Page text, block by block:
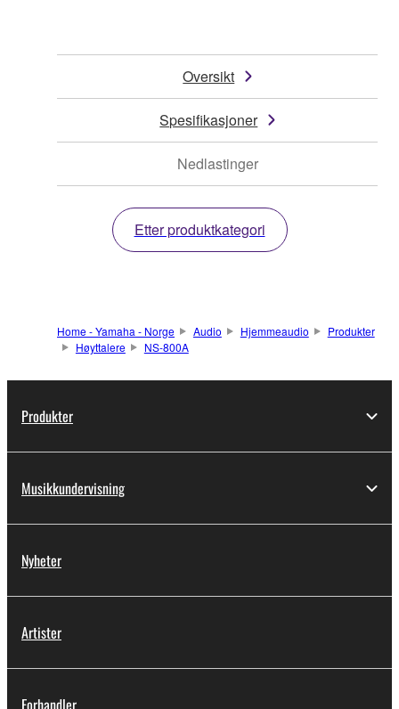
Oversikt
Spesifikasjoner
Nedlastinger
Etter produktkategori
Home - Yamaha - Norge Audio Hjemmeaudio
Produkter
Høyttalere
NS-800A
Produkter
Musikkundervisning
Nyheter
Artister
Forhandler